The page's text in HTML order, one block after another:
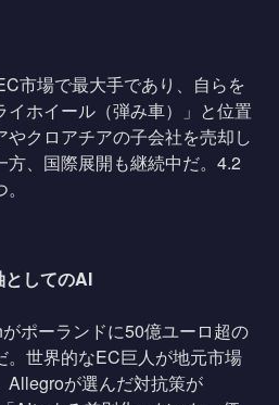
市場で最大手であり、自らを
イホイール（弾み車）」と位置
クロアチアの子会社を売却し
方、国際展開も継続中だ。4.2
してのAI
ポーランドに50億ユーロ超の
。世界的なEC巨人が地元市場
Allegroが選んだ対抗策が